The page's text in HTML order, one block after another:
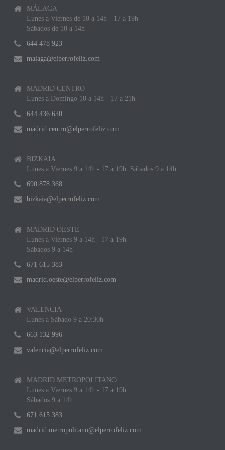
MÁLAGA
Lunes a Viernes de 10 a 14h - 17 a 19h
Sábados de 10 a 14h
644 478 923
malaga@elperrofeliz.com
MADRID CENTRO
Lunes a Domingo 10 a 14h - 17 a 21h
644 436 630
madrid.centro@elperrofeliz.com
BIZKAIA
Lunes a Viernes 9 a 14h - 17 a 19h. Sábados 9 a 14h.
690 878 368
bizkaia@elperrofeliz.com
MADRID OESTE
Lunes a Viernes 9 a 14h - 17 a 19h
Sábados 9 a 14h
671 615 383
madrid.oeste@elperrofeliz.com
VALENCIA
Lunes a Sábado 9 a 20:30h
663 132 996
valencia@elperrofeliz.com
MADRID METROPOLITANO
Lunes a Viernes 9 a 14h - 17 a 19h
Sábados 9 a 14h
671 615 383
madrid.metropolitano@elperrofeliz.com